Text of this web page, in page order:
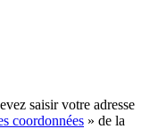
saisir votre adresse
coordonnées » de la